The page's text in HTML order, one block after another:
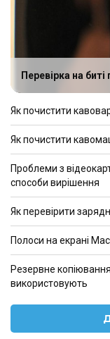
Перевірка на
Як почистити
Як почистити
Проблеми з
способи вирішення
Як перевірити
Полоси на екрані
Резервне
використовують